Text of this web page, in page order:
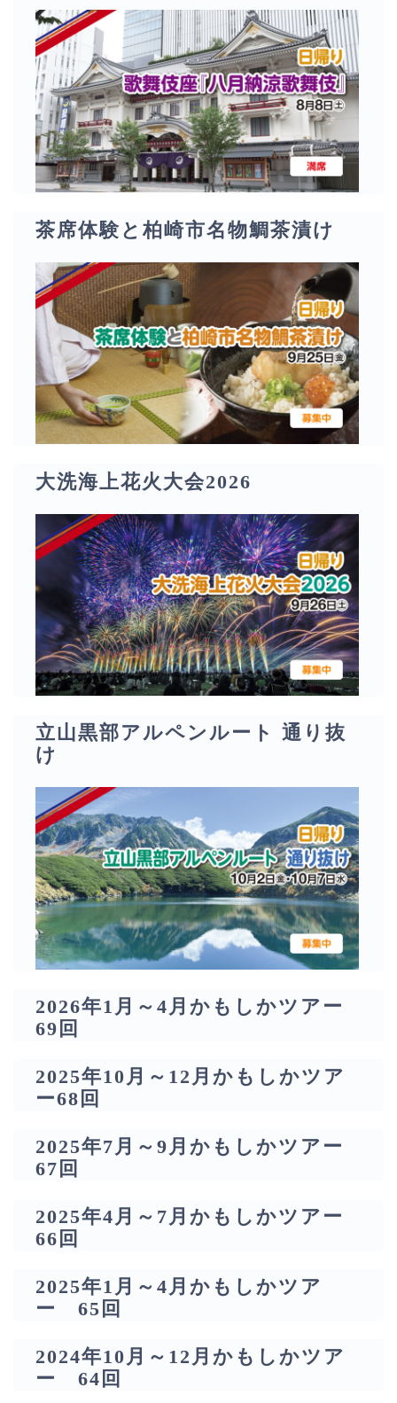
茶席体験と柏崎市名物鯛茶漬け
大洗海上花火大会2026
立山黒部アルペンルート 通り抜
け
2026年1月～4月かもしかツアー
69回
2025年10月～12月かもしかツア
ー68回
2025年7月～9月かもしかツアー
67回
2025年4月～7月かもしかツアー
66回
2025年1月～4月かもしかツア
ー 65回
2024年10月～12月かもしかツア
ー 64回